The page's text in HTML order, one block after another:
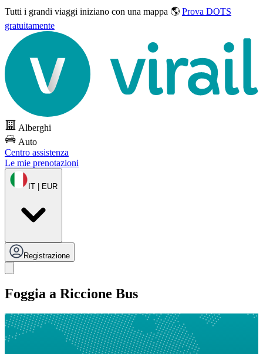
Tutti i grandi viaggi iniziano con una mappa 🌎 Prova DOTS
gratuitamente
Alberghi
Auto
Centro assistenza
Le mie prenotazioni
IT | EUR
Registrazione
Foggia a Riccione Bus